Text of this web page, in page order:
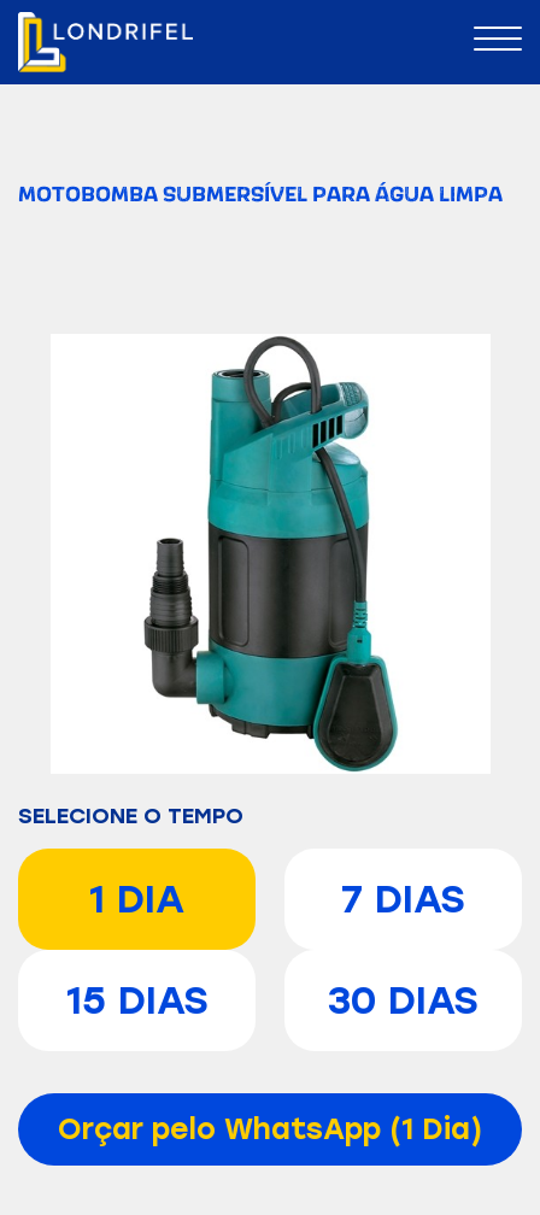
MOTOBOMBA SUBMERSÍVEL PARA ÁGUA LIMPA
SELECIONE O TEMPO
1 DIA 7 DIAS
15 DIAS 30 DIAS
Orçar pelo WhatsApp (1 Dia)